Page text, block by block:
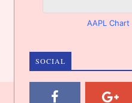
AAPL Chart
SOCIAL